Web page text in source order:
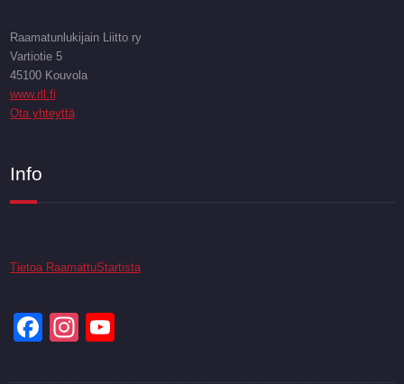
Raamatunlukijain Liitto ry
Vartiotie 5
45100 Kouvola
www.rll.fi
Ota yhteyttä
Info
Tietoa RaamattuStartista
Facebook
Instagram